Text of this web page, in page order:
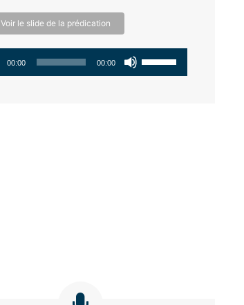
Voir le slide de la prédication
00:00 00:00
Utilisez